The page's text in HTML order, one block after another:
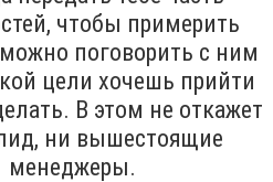
чтобы примерить
поговорить с ним
цели хочешь прийти
В этом не откажет
ни вышестоящие
менеджеры.